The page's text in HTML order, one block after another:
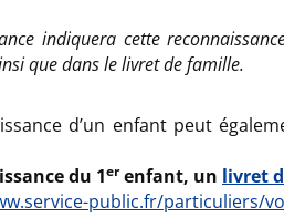
indiquera cette
que dans le livret de famille.
d’un enfant peut
du 1erenfant, un livret
public.fr/particuliers/